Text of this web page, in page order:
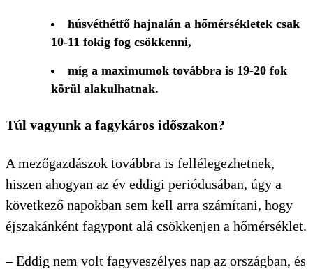
húsvéthétfő hajnalán a hőmérsékletek csak
10-11 fokig fog csökkenni,
míg a maximumok továbbra is 19-20 fok
körül alakulhatnak.
Túl vagyunk a fagykáros időszakon?
A mezőgazdászok továbbra is fellélegezhetnek,
hiszen ahogyan az év eddigi periódusában, úgy a
következő napokban sem kell arra számítani, hogy
éjszakánként fagypont alá csökkenjen a hőmérséklet.
– Eddig nem volt fagyveszélyes nap az országban, és